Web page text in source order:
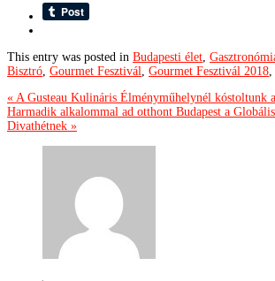
This entry was posted in Budapesti élet,
Bisztró, Gourmet Fesztivál, Gourmet Fesztivál 2018,
« A Gusteau Kulináris Élményműhelynél kóstoltunk
Harmadik alkalommal ad otthont Budapest a
Divathétnek »